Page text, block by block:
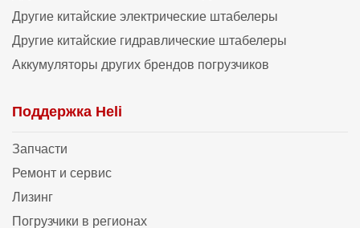
Другие китайские электрические штабелеры
Другие китайские гидравлические штабелеры
Аккумуляторы других брендов погрузчиков
Поддержка Heli
Запчасти
Ремонт и сервис
Лизинг
Погрузчики в регионах